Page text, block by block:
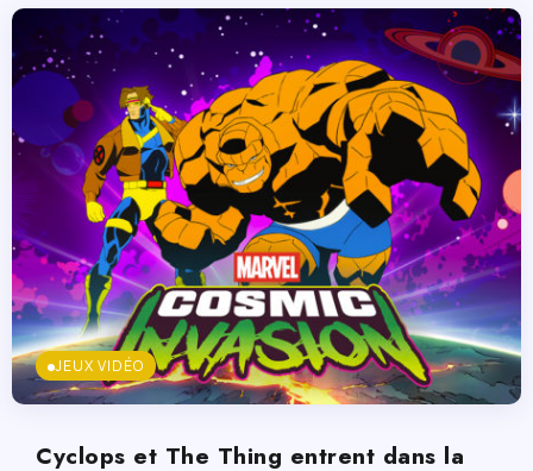
JEUX VIDÉO
Cyclops et The Thing entrent dans la